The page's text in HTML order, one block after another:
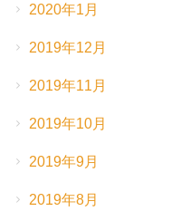
2020年1月
2019年12月
2019年11月
2019年10月
2019年9月
2019年8月